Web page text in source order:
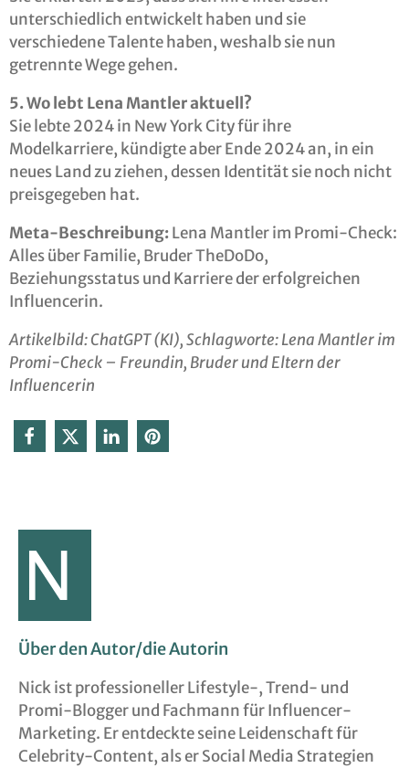
unterschiedlich entwickelt haben und sie
verschiedene Talente haben, weshalb sie nun
getrennte Wege gehen.
5. Wo lebt Lena Mantler aktuell?
Sie lebte 2024 in New York City für ihre
Modelkarriere, kündigte aber Ende 2024 an, in ein
neues Land zu ziehen, dessen Identität sie noch nicht
preisgegeben hat.
Meta-Beschreibung:Lena Mantler im Promi-Check:
Alles über Familie, Bruder TheDoDo,
Beziehungsstatus und Karriere der erfolgreichen
Influencerin.
Artikelbild: ChatGPT (KI), Schlagworte: Lena Mantler im
Promi-Check – Freundin, Bruder und Eltern der
Influencerin
Über den Autor/die Autorin
Nick ist professioneller Lifestyle-, Trend- und
Promi-Blogger und Fachmann für Influencer-
Marketing. Er entdeckte seine Leidenschaft für
Celebrity-Content, als er Social Media Strategien